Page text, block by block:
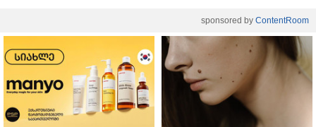
sponsored by ContentRoom